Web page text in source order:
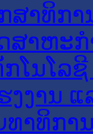
ສາທິກາ
ສາຫະ
ກໂນໂລ
ງງານ
ທາທິກາ